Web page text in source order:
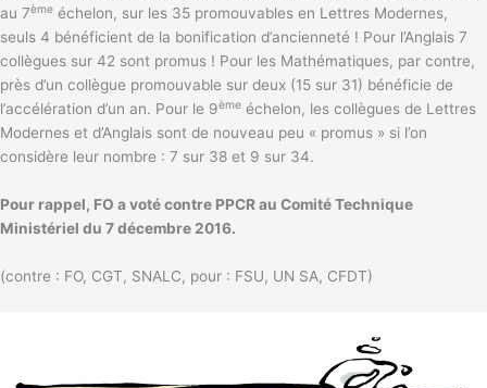
au 7ème échelon, sur les 35 promouvables en Lettres Modernes,
seuls 4 bénéficient de la bonification d’ancienneté ! Pour l’Anglais 7
collègues sur 42 sont promus ! Pour les Mathématiques, par contre,
près d’un collègue promouvable sur deux (15 sur 31) bénéficie de
l’accélération d’un an. Pour le 9ème échelon, les collègues de Lettres
Modernes et d’Anglais sont de nouveau peu « promus » si l’on
considère leur nombre : 7 sur 38 et 9 sur 34.
Pour rappel, FO a voté contre PPCR au Comité Technique
Ministériel du 7 décembre 2016.
(contre : FO, CGT, SNALC, pour : FSU, UN SA, CFDT)